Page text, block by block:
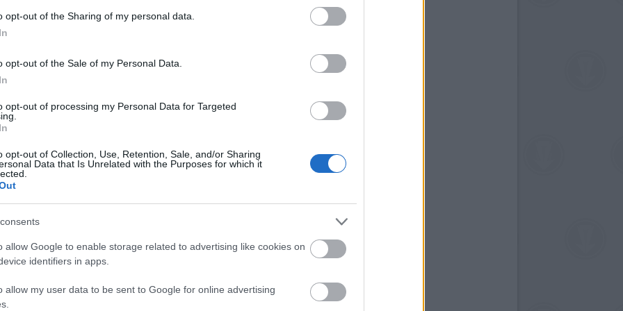
opt-out of the Sharing of my personal data.
opt-out of the Sale of my Personal Data.
opt-out of processing my Personal Data for Targeted
opt-out of Collection, Use, Retention, Sale, and/or Sharing
Data that Is Unrelated with the Purposes for which it
allow Google to enable storage related to advertising like cookies on
identifiers in apps.
allow my user data to be sent to Google for online advertising
Fotó:Rozgonyi Zsófia
2020. október 21-én, a Kultúrpart Trend